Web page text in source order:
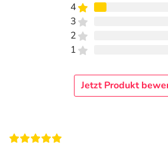
4
3
2
1
Jetzt Produkt